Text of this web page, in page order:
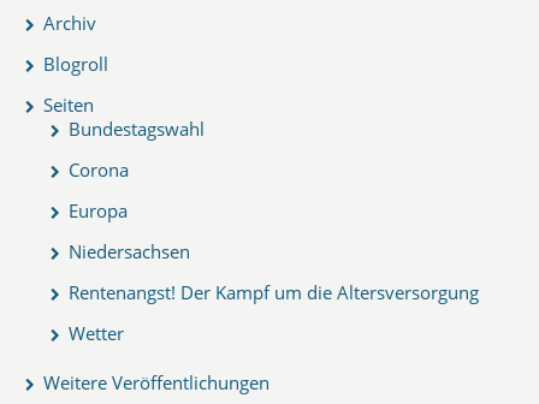
Archiv
Blogroll
Seiten
Bundestagswahl
Corona
Europa
Niedersachsen
Rentenangst! Der Kampf um die Altersversorgung
Wetter
Weitere Veröffentlichungen